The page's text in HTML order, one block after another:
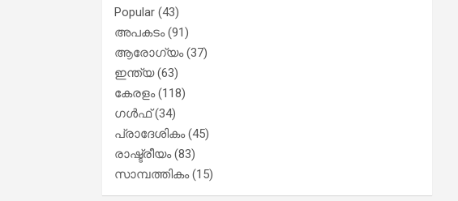
Popular (43)
അപകടം(91)
ആരോഗ്യം(37)
ഇന്ത്യ(63)
കേരളം(118)
ഗൾഫ്(34)
പ്രാദേശികം(45)
രാഷ്ട്രീയം(83)
സാമ്പത്തികം(15)